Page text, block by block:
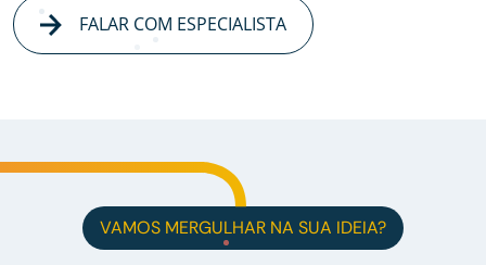
FALAR COM ESPECIALISTA
VAMOS MERGULHAR NA SUA IDEIA?